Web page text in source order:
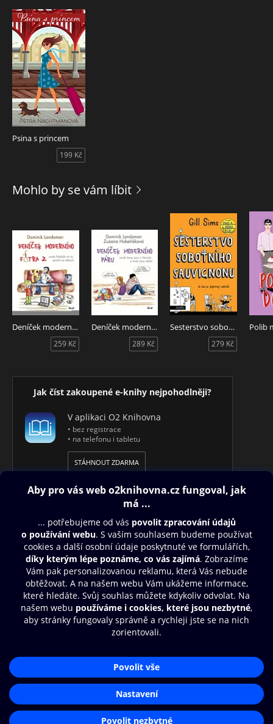
Psina s princem
199 Kč
Mohlo by se vám líbit
Deníček moderního fotra 2
259 Kč
Deníček moderního páru
289 Kč
Sesterstvo sobotního sauvignonu
279 Kč
Polib
Jak číst zakoupené e-knihy nejpohodlněji?
V aplikaci O2 Knihovna
• bez registrace
• na telefonu i tabletu
STÁHNOUT ZDARMA
Obsah ke stažení
Moje O2 Knihovna
Další zábava
Nákupní řád
Přístupnost
Zásady zpracování osobních údajů
Cookies
Aplikace O2 Knihovna
Čti a poslouchej své e-knihy a
audioknihy rychleji a pohodlněji.